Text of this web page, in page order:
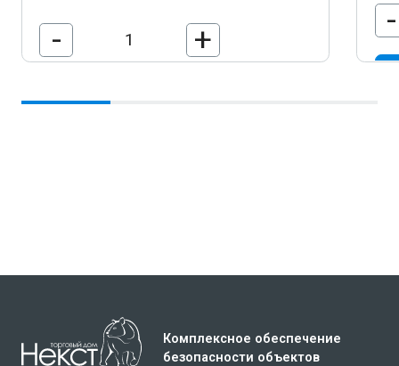
- +
-
Комплексное обеспечение
безопасности объектов